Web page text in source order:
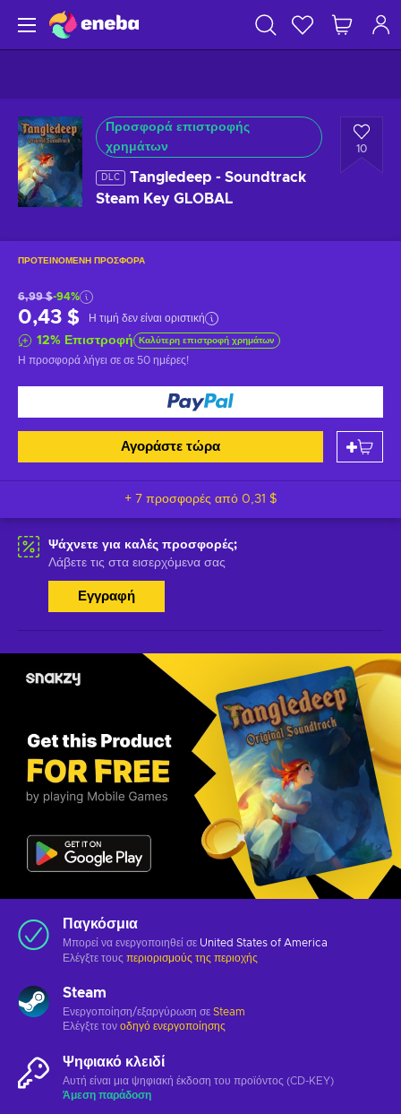
Προσφορά επιστροφής
χρημάτων
DLC
Tangledeep - Soundtrack
Steam Key GLOBAL
10
ΠΡΟΤΕΙΝΌΜΕΝΗ ΠΡΟΣΦΟΡΆ
6,99 $-94%
0,43 $ Η τιμή δεν είναι οριστική
12% Επιστροφή Καλύτερη επιστροφή χρημάτων
Η προσφορά λήγει σε σε 50 ημέρες!
Αγοράστε τώρα
+ 7 προσφορές από 0,31 $
Ψάχνετε για καλές προσφορές;
Λάβετε τις στα εισερχόμενα σας
Εγγραφή
Παγκόσμια
Μπορεί να ενεργοποιηθεί σε United States of America
Ελέγξτε τους περιορισμούς της περιοχής
Steam
Ενεργοποίηση/εξαργύρωση σε Steam
Ελέγξτε τον οδηγό ενεργοποίησης
Ψηφιακό κλειδί
Αυτή είναι μια ψηφιακή έκδοση του προϊόντος (CD-KEY)
Άμεση παράδοση